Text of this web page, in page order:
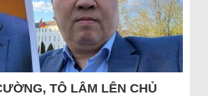
TÔ LÂM LÊN CHỦ